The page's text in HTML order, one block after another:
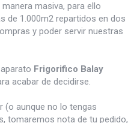
masiva, para ello
de 1.000m2 repartidos en dos
y poder servir nuestras
Frigorifico Balay
acabar de decidirse.
(o aunque no lo tengas
tomaremos nota de tu pedido,